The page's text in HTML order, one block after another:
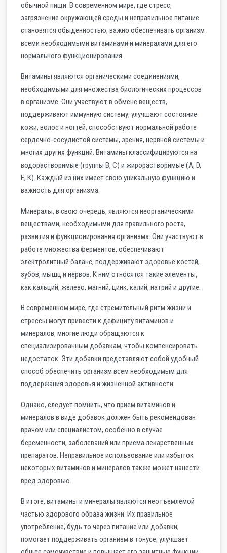
обычной пищи. В современном мире, где стресс,
загрязнение окружающей среды и неправильное питание
становятся обыденностью, важно обеспечивать организм
всеми необходимыми витаминами и минералами для его
нормального функционирования.
Витамины являются органическими соединениями,
необходимыми для множества биологических процессов
в организме. Они участвуют в обмене веществ,
поддерживают иммунную систему, улучшают состояние
кожи, волос и ногтей, способствуют нормальной работе
сердечно-сосудистой системы, зрения, нервной системы и
многих других функций. Витамины классифицируются на
водорастворимые (группы B, C) и жирорастворимые (A, D,
E, K). Каждый из них имеет свою уникальную функцию и
важность для организма.
Минералы, в свою очередь, являются неорганическими
веществами, необходимыми для правильного роста,
развития и функционирования организма. Они участвуют в
работе множества ферментов, обеспечивают
электролитный баланс, поддерживают здоровье костей,
зубов, мышц и нервов. К ним относятся такие элементы,
как кальций, железо, магний, цинк, калий, натрий и другие.
В современном мире, где стремительный ритм жизни и
стрессы могут привести к дефициту витаминов и
минералов, многие люди обращаются к
специализированным добавкам, чтобы компенсировать
недостаток. Эти добавки представляют собой удобный
способ обеспечить организм всем необходимым для
поддержания здоровья и жизненной активности.
Однако, следует помнить, что прием витаминов и
минералов в виде добавок должен быть рекомендован
врачом или специалистом, особенно в случае
беременности, заболеваний или приема лекарственных
препаратов. Неправильное использование или избыток
некоторых витаминов и минералов также может нанести
вред здоровью.
В итоге, витамины и минералы являются неотъемлемой
частью здорового образа жизни. Их правильное
употребление, будь то через питание или добавки,
помогает поддерживать организм в тонусе, улучшает